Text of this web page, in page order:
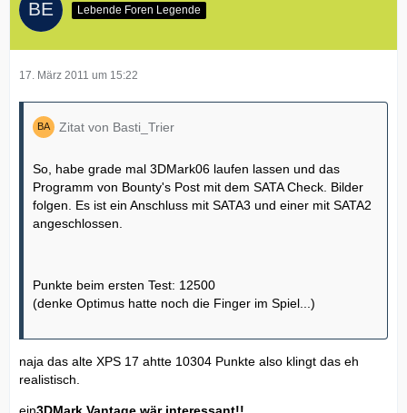
Lebende Foren Legende
17. März 2011 um 15:22
Zitat von Basti_Trier
So, habe grade mal 3DMark06 laufen lassen und das
Programm von Bounty's Post mit dem SATA Check. Bilder
folgen. Es ist ein Anschluss mit SATA3 und einer mit SATA2
angeschlossen.
Punkte beim ersten Test: 12500
(denke Optimus hatte noch die Finger im Spiel...)
naja das alte XPS 17 ahtte 10304 Punkte also klingt das eh
realistisch.